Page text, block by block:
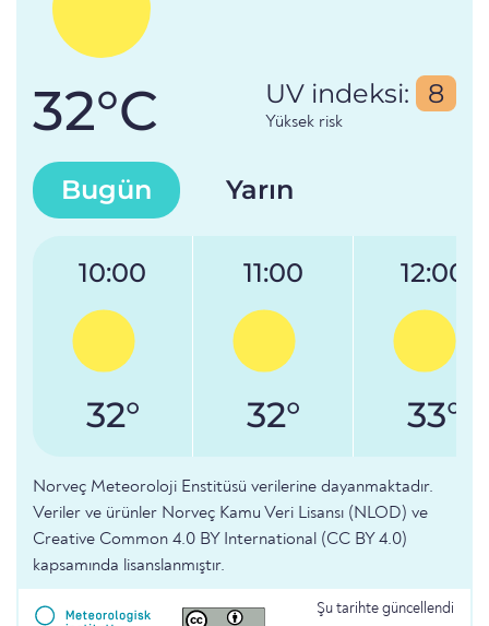
32°C UV indeksi: 8
Yüksek risk
Bugün Yarın
10:00
32°
11:00
32°
12:00
33°
Norveç Meteoroloji Enstitüsü verilerine dayanmaktadır.
Veriler ve ürünler Norveç Kamu Veri Lisansı (NLOD) ve
Creative Common 4.0 BY International (CC BY 4.0)
kapsamında lisanslanmıştır.
Şu tarihte güncellendi